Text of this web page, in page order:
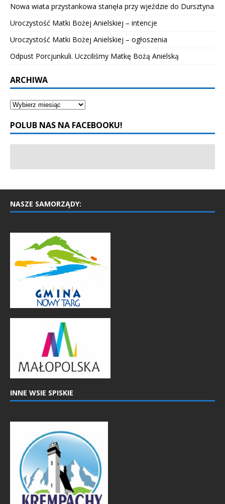
Nowa wiata przystankowa stanęła przy wjeździe do Dursztyna
Uroczystość Matki Bożej Anielskiej – intencje
Uroczystość Matki Bożej Anielskiej – ogłoszenia
Odpust Porcjunkuli. Uczciliśmy Matkę Bożą Anielską
ARCHIWA
POLUB NAS NA FACEBOOKU!
NASZE SAMORZĄDY:
INNE WSIE SPISKIE